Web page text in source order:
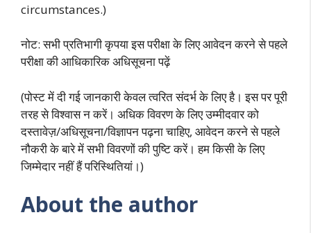
circumstances.)
नोट: सभी प्रतिभागी कृपया इस परीक्षा के लिए आवेदन करने से पहले
परीक्षा की आधिकारिक अधिसूचना पढ़ें
(पोस्ट में दी गई जानकारी केवल त्वरित संदर्भ के लिए है। इस पर पूरी
तरह से विश्वास न करें। अधिक विवरण के लिए उम्मीदवार को
दस्तावेज़/अधिसूचना/विज्ञापन पढ़ना चाहिए, आवेदन करने से पहले
नौकरी के बारे में सभी विवरणों की पुष्टि करें। हम किसी के लिए
जिम्मेदार नहीं हैं परिस्थितियां।)
About the author